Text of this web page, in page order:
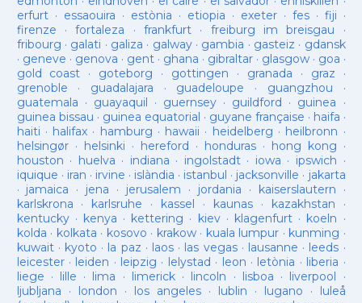
erfurt· essaouira · estònia · etiopia · exeter· fes· fiji ·
firenze ·fortaleza · frankfurt· freiburg im breisgau ·
fribourg · galati · galiza · galway· gambia · gasteiz · gdansk
· geneve · genova · gent· ghana · gibraltar· glasgow· goa ·
gold coast · goteborg · gottingen · granada · graz ·
grenoble · guadalajara · guadeloupe · guangzhou ·
guatemala · guayaquil · guernsey· guildford · guinea ·
guinea bissau · guinea equatorial · guyane française · haifa ·
haiti · halifax · hamburg · hawaii · heidelberg · heilbronn ·
helsingør· helsinki · hereford · honduras· hong kong ·
houston · huelva · indiana · ingolstadt· iowa · ipswich ·
iquique · iran · irvine · islàndia · istanbul · jacksonville · jakarta
· jamaica · jena · jerusalem · jordania · kaiserslautern ·
karlskrona · karlsruhe · kassel · kaunas· kazakhstan ·
kentucky· kenya · kettering · kiev· klagenfurt · koeln ·
kolda · kolkata · kosovo · krakow· kuala lumpur · kunming ·
kuwait· kyoto · la paz · laos· las vegas· lausanne · leeds ·
leicester· leiden · leipzig · lelystad · leon · letònia · liberia ·
liege · lille · lima · limerick· lincoln · lisboa · liverpool ·
ljubljana · london · los angeles· lublin · lugano · luleå